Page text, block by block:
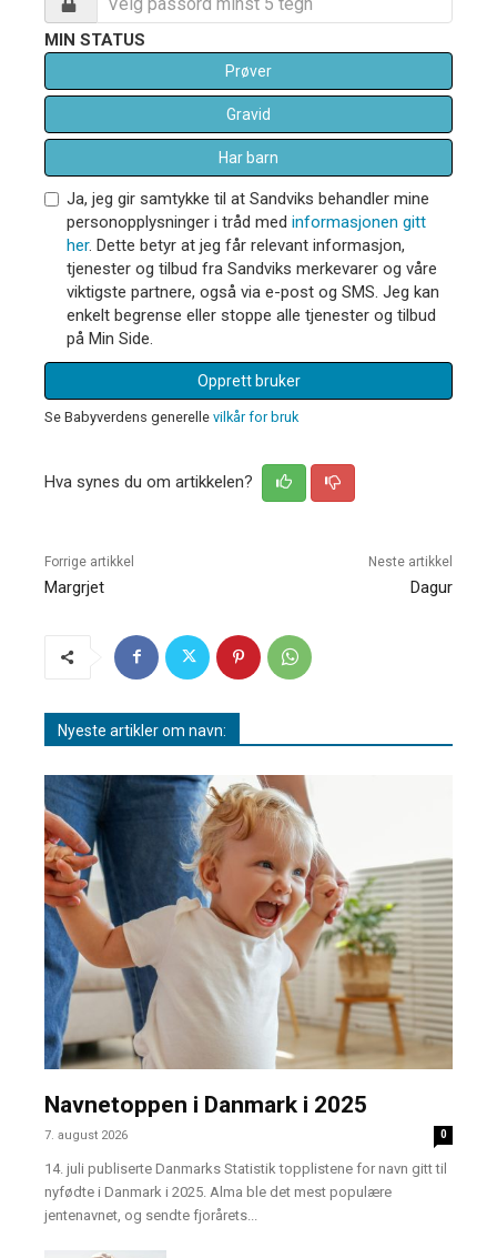
MIN STATUS
Prøver
Gravid
Har barn
Ja, jeg gir samtykke til at Sandviks behandler mine
personopplysninger i tråd med informasjonen gitt
her. Dette betyr at jeg får relevant informasjon,
tjenester og tilbud fra Sandviks merkevarer og våre
viktigste partnere, også via e-post og SMS. Jeg kan
enkelt begrense eller stoppe alle tjenester og tilbud
på Min Side.
Opprett bruker
Se Babyverdens generelle vilkår for bruk
Hva synes du om artikkelen?
Forrige artikkel
Margrjet
Neste artikkel
Dagur
Nyeste artikler om navn:
Navnetoppen i Danmark i 2025
7. august 2026 0
14. juli publiserte Danmarks Statistik topplistene for navn gitt til
nyfødte i Danmark i 2025. Alma ble det mest populære
jentenavnet, og sendte fjorårets...